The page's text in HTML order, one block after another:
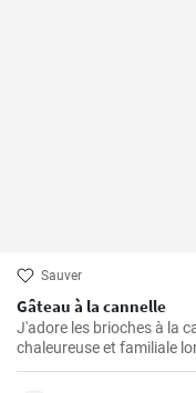
Sauver
Gâteau à la cannelle
J'adore les brioches à la
chaleureuse et familiale
Je pense que ce gâteau